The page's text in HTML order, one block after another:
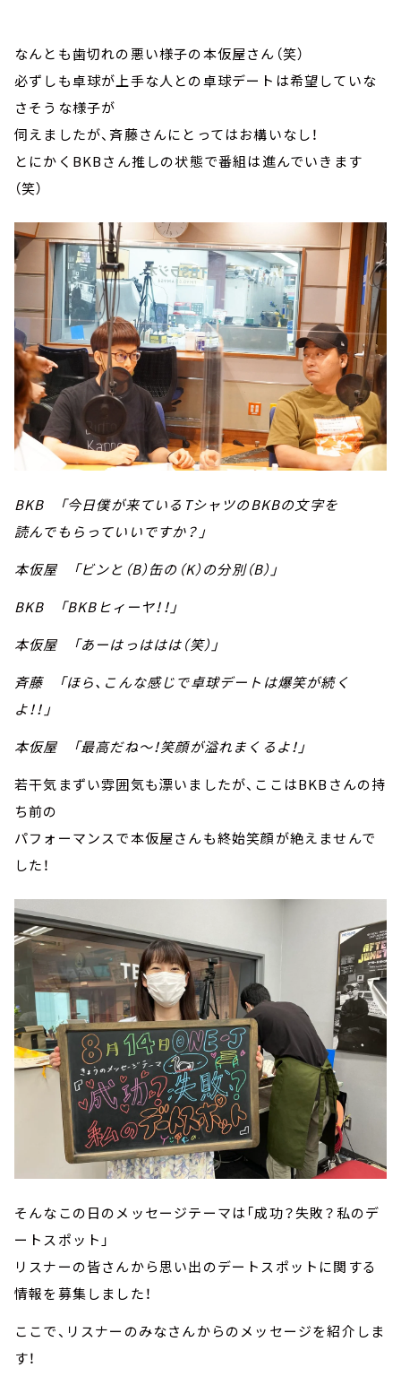
なんとも歯切れの悪い様子の本仮屋さん（笑）
必ずしも卓球が上手な人との卓球デートは希望していな
さそうな様子が
伺えましたが、斉藤さんにとってはお構いなし！
とにかくBKBさん推しの状態で番組は進んでいきます
（笑）
BKB 「今日僕が来ているTシャツのBKBの文字を
読んでもらっていいですか？」
本仮屋 「ビンと（B）缶の（K）の分別（B）」
BKB 「BKBヒィーヤ！！」
本仮屋 「あーはっははは（笑）」
斉藤 「ほら、こんな感じで卓球デートは爆笑が続く
よ！！」
本仮屋 「最高だね～！笑顔が溢れまくるよ！」
若干気まずい雰囲気も漂いましたが、ここはBKBさんの持
ち前の
パフォーマンスで本仮屋さんも終始笑顔が絶えませんで
した！
そんなこの日のメッセージテーマは「成功？失敗？私のデ
ートスポット」
リスナーの皆さんから思い出のデートスポットに関する
情報を募集しました！
ここで、リスナーのみなさんからのメッセージを紹介しま
す！